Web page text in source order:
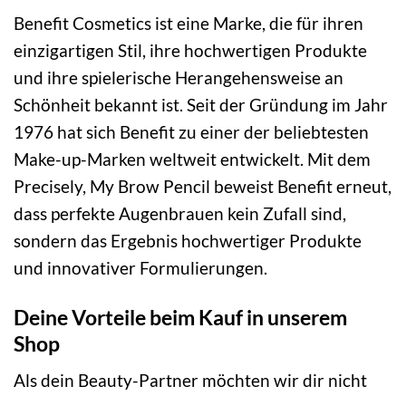
Benefit Cosmetics ist eine Marke, die für ihren
einzigartigen Stil, ihre hochwertigen Produkte
und ihre spielerische Herangehensweise an
Schönheit bekannt ist. Seit der Gründung im Jahr
1976 hat sich Benefit zu einer der beliebtesten
Make-up-Marken weltweit entwickelt. Mit dem
Precisely, My Brow Pencil beweist Benefit erneut,
dass perfekte Augenbrauen kein Zufall sind,
sondern das Ergebnis hochwertiger Produkte
und innovativer Formulierungen.
Deine Vorteile beim Kauf in unserem
Shop
Als dein Beauty-Partner möchten wir dir nicht